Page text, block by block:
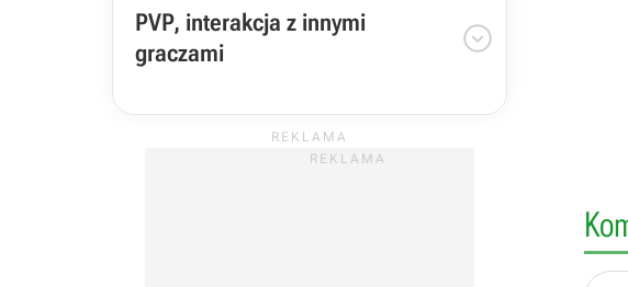
PVP, interakcja z innymi
graczami
